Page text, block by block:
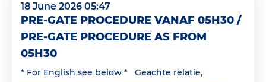
18 June 2026 05:47
PRE-GATE PROCEDURE VANAF 05H30 /
PRE-GATE PROCEDURE AS FROM
05H30
* For English see below * Geachte relatie,